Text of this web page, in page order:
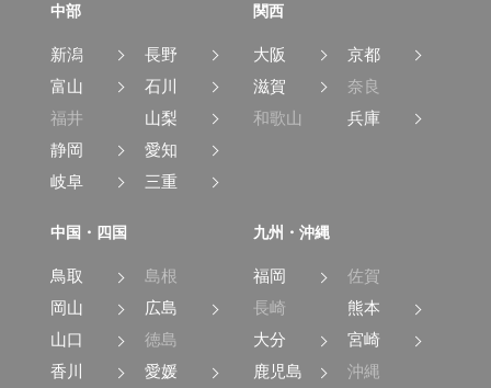
中部
新潟
長野
富山
石川
福井
山梨
静岡
愛知
岐阜
三重
関西
大阪
京都
滋賀
奈良
和歌山
兵庫
中国・四国
鳥取
島根
岡山
広島
山口
徳島
香川
愛媛
九州・沖縄
福岡
佐賀
長崎
熊本
大分
宮崎
鹿児島
沖縄